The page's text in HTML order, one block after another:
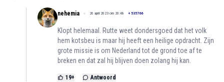
nehemia 26 april 2023 om 20:48 + 535766
Klopt helemaal. Rutte weet dondersgoed dat het volk
hem kotsbeu is maar hij heeft een heilige opdracht. Zijn
grote missie is om Nederland tot de grond toe af te
breken en dat zal hij blijven doen zolang hij kan.
19+ Antwoord